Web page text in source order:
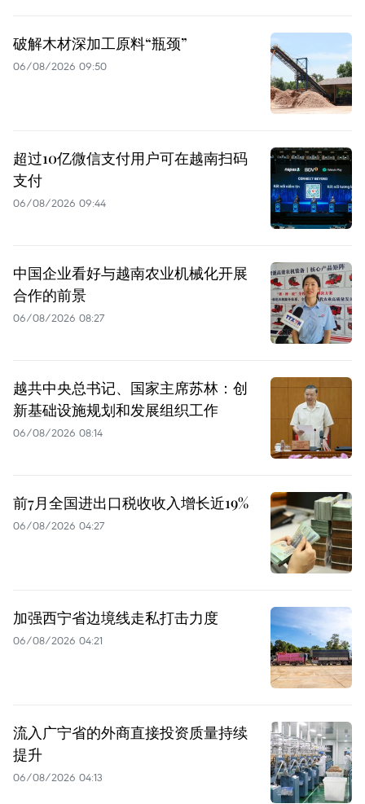
破解木材深加工原料“瓶颈”
06/08/2026 09:50
超过10亿微信支付用户可在越南扫码
支付
06/08/2026 09:44
中国企业看好与越南农业机械化开展
合作的前景
06/08/2026 08:27
越共中央总书记、国家主席苏林：创
新基础设施规划和发展组织工作
06/08/2026 08:14
前7月全国进出口税收收入增长近19%
06/08/2026 04:27
加强西宁省边境线走私打击力度
06/08/2026 04:21
流入广宁省的外商直接投资质量持续
提升
06/08/2026 04:13